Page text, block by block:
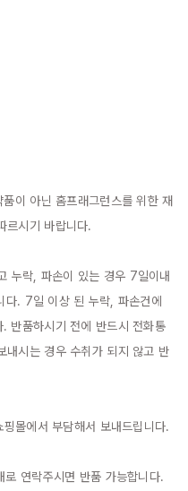
이 아닌 홈프래그런스를 위한 재
르시기 바랍니다.
누락, 파손이 있는 경우 7일이내
. 7일 이상 된 누락, 파손건에
반품하시기 전에 반드시 전화통
내시는 경우 수취가 되지 않고 반
몰에서 부담해서 보내드립니다.
연락주시면 반품 가능합니다.